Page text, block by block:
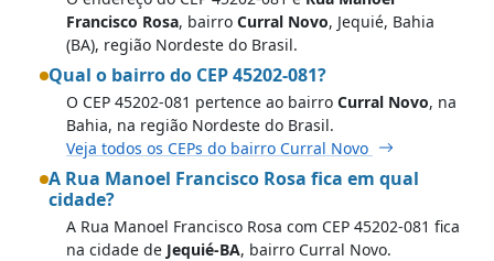
Francisco Rosa, bairro Curral Novo, Jequié, Bahia
(BA), região Nordeste do Brasil.
Qual o bairro do CEP 45202-081?
O CEP 45202-081 pertence ao bairro Curral Novo, na
Bahia, na região Nordeste do Brasil.
Veja todos os CEPs do bairro Curral Novo
A Rua Manoel Francisco Rosa fica em qual
cidade?
A Rua Manoel Francisco Rosa com CEP 45202-081 fica
na cidade de Jequié-BA, bairro Curral Novo.